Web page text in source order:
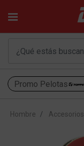
Promo Pelotas
Hombre Accesorios